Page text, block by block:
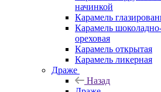
начинкой
Карамель
Карамель
ореховая
Карамель открытая
Карамель ликерная
Драже
Назад